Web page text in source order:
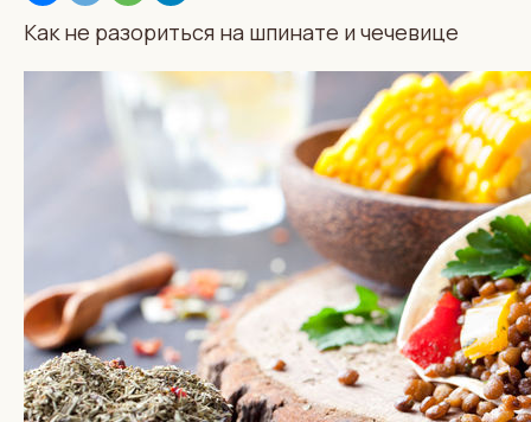
Как не разориться на шпинате и чечевице